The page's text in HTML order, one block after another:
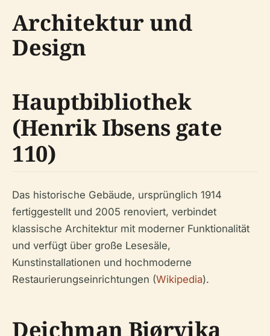
Architektur und
Design
Hauptbibliothek
(Henrik Ibsens gate
110)
Das historische Gebäude, ursprünglich 1914
fertiggestellt und 2005 renoviert, verbindet
klassische Architektur mit moderner Funktionalität
und verfügt über große Lesesäle,
Kunstinstallationen und hochmoderne
Restaurierungseinrichtungen (Wikipedia).
Deichman Bjørvika